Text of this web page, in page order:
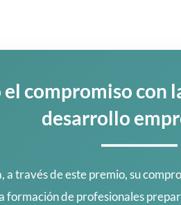
el compromiso con
desarrollo
a través de este premio, su
formación de profesionales